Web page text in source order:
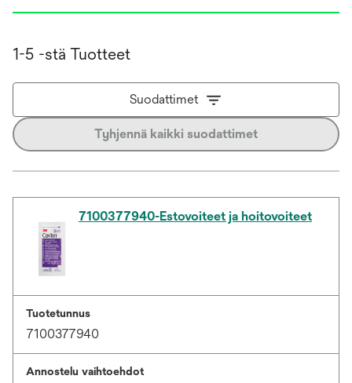
1-5 -stä Tuotteet
Suodattimet
Tyhjennä kaikki suodattimet
7100377940-Estovoiteet ja hoitovoiteet
Tuotetunnus
7100377940
Annostelu vaihtoehdot